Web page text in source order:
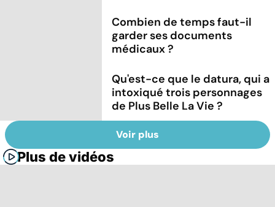
Combien de temps faut-il
garder ses documents
médicaux ?
Qu'est-ce que le datura, qui a
intoxiqué trois personnages
de Plus Belle La Vie ?
Voir plus
Plus de vidéos